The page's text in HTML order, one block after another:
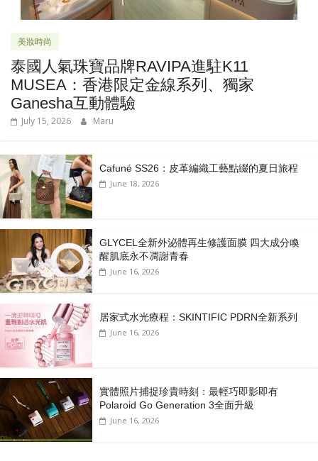
美妝時尚
泰國人氣珠寶品牌RAVIPA進駐K11
MUSEA：香港限定金線系列、獨家
Ganesha互動體驗
July 15, 2026 Maru
Cafuné SS26：皮革編織工藝點綴的夏日旅程
June 18, 2026
GLYCEL全新外泌體再生修護面膜 四大成分喚
醒肌底永不凋謝青春
June 16, 2026
居家式水光療程：SKINTIFIC PDRN全新系列
June 16, 2026
實體照片捕捉珍貴時刻：最輕巧即影即有
Polaroid Go Generation 3全面升級
June 16, 2026